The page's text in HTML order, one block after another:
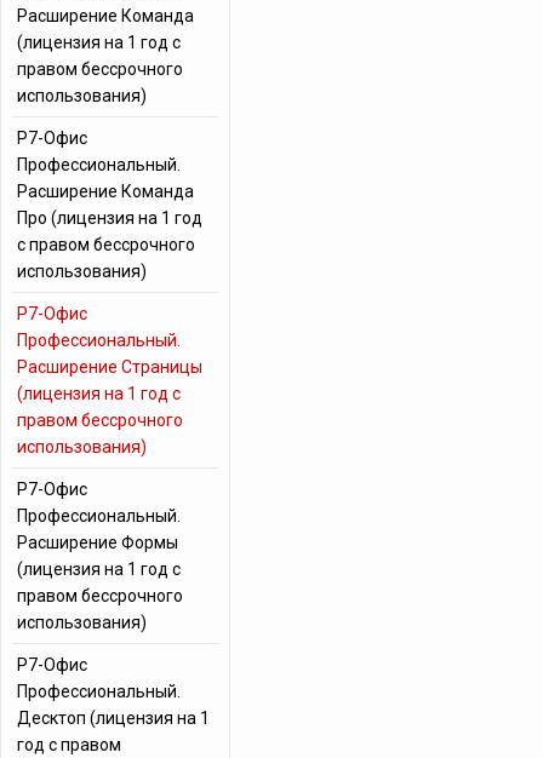
Расширение Команда
(лицензия на 1 год с
правом бессрочного
использования)
Р7-Офис
Профессиональный.
Расширение Команда
Про (лицензия на 1 год
с правом бессрочного
использования)
Р7-Офис
Профессиональный.
Расширение Страницы
(лицензия на 1 год с
правом бессрочного
использования)
Р7-Офис
Профессиональный.
Расширение Формы
(лицензия на 1 год с
правом бессрочного
использования)
Р7-Офис
Профессиональный.
Десктоп (лицензия на 1
год с правом